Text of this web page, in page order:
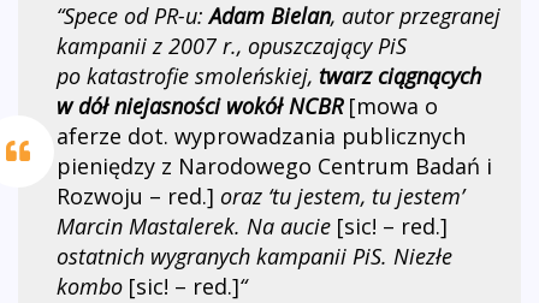
“Spece od PR-u:Adam Bielan, autor przegranej
kampanii z 2007 r., opuszczający PiS
po katastrofie smoleńskiej, twarz ciągnących
w dół niejasności wokół NCBR [mowa o
aferze dot. wyprowadzania publicznych
pieniędzy z Narodowego Centrum Badań i
Rozwoju – red.] oraz ‘tu jestem, tu jestem’
Marcin Mastalerek. Na aucie [sic! – red.]
ostatnich wygranych kampanii PiS. Niezłe
kombo [sic! – red.]“